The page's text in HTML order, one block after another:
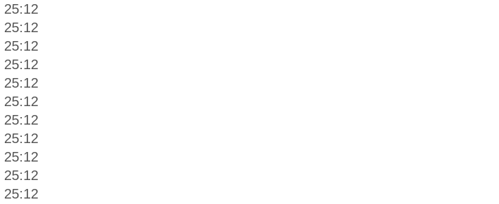
25:12
25:12
25:12
25:12
25:12
25:12
25:12
25:12
25:12
25:12
25:12